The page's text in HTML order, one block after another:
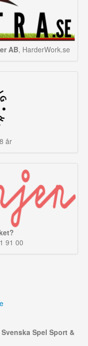
AB, HarderWork.se
år
91 00
Svenska Spel Sport &